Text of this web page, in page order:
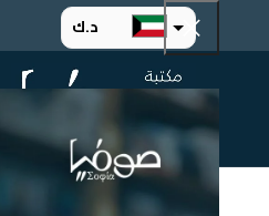
د.ك
د.إ
ر.ق